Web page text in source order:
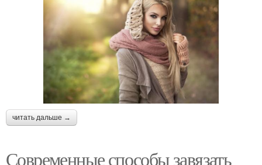
читать дальше →
Современные способы завязать